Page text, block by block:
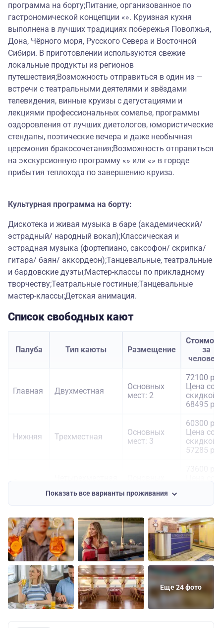
программа на борту;Питание, организованное по
гастрономической концепции «». Круизная кухня
выполнена в лучших традициях побережья Поволжья,
Дона, Чёрного моря, Русского Севера и Восточной
Сибири. В приготовлении используются свежие
локальные продукты из регионов
путешествия;Возможность отправиться в один из —
встречи с театральными деятелями и звёздами
телевидения, винные круизы с дегустациями и
лекциями профессиональных сомелье, программы
оздоровления от лучших диетологов, юмористические
стендапы, поэтические вечера и даже необычная
церемония бракосочетания;Возможность отправиться
на экскурсионную программу «» или «» в городе
прибытия теплохода по завершению круиза.
Культурная программа на борту:
Дискотека и живая музыка в баре (академический/
эстрадный/ народный вокал);Классическая и
эстрадная музыка (фортепиано, саксофон/ скрипка/
гитара/ баян/ аккордеон);Танцевальные, театральные
и бардовские дуэты;Мастер-классы по прикладному
творчеству;Театральные гостиные;Танцевальные
мастер-классы;Детская анимация.
Список свободных кают
Палуба Тип каюты Размещение
за
Главная Двухместная
Основных
мест: 2
72100
Цена со
скидкой:
68495
Нижняя Трехместная
Основных
мест: 3
60300
Цена со
скидкой:
57285
Показать все варианты проживания
Еще 24 фото